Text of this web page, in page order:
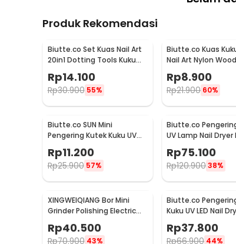
Produk Rekomendasi
Biutte.co Set Kuas Nail Art
20in1 Dotting Tools Kuku
Rp14.100
Rp30.900 55%
Biutte.co Kuas
Nail Art Nylon Wood
Rp8.900
Rp21.900 60%
Biutte.co SUN Mini
Pengering Kutek Kuku UV
Rp11.200
Rp25.900 57%
Biutte.co
UV Lamp Nail Dryer
Dmoley SUNX5MAX
Rp75.100
Rp120.90038%
XINGWEIQIANG Bor Mini
Grinder Polishing Electric
KJ005
Rp40.500
Rp70.900 43%
Biutte.co
Kuku UV LED Nail
- Mini-1
Rp37.800
Rp66.900 44%